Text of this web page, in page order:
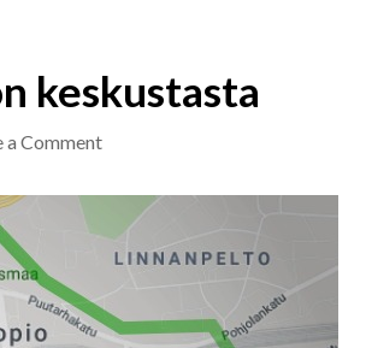
keskustasta
a Commenton
hakusessa
Kuopion
keskustasta